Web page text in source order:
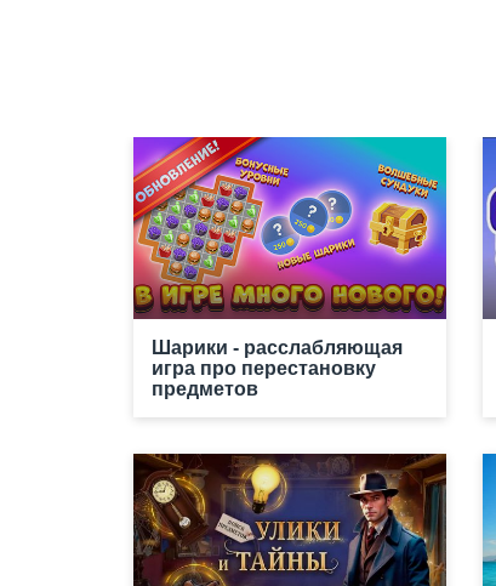
Шарики - расслабляющая
игра про перестановку
предметов